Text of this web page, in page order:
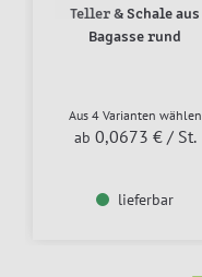
Teller & Schale aus
Bagasse rund
Aus 4 Varianten wählen
ab 0,0673 € / St.
lieferbar